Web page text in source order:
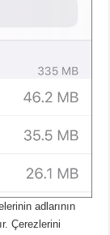
adlarının
Çerezlerini